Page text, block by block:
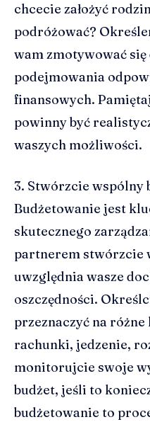
chcecie założyć
podróżować?
wam zmotywować się
podejmowania
finansowych.
powinny być
waszych możliwości.
3. Stwórzcie wspólny
Budżetowanie jest
skutecznego
partnerem stwórzcie
uwzględnia wasze
oszczędności.
przeznaczyć na
rachunki, jedzenie,
monitorujcie swoje
budżet, jeśli to
budżetowanie to